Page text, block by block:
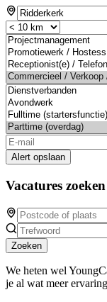
Alert opslaan
Vacatures zoeken
Zoeken
We heten wel
je al wat meer